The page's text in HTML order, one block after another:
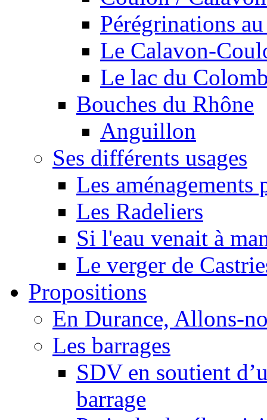
Pérégrinations
Le Calavon-
Le lac du
Bouches du Rhône
Anguillon
Ses différents usages
Les
Les Radeliers
Si l'eau venait à
Le verger de
Propositions
En Durance, Allons-
Les barrages
SDV en soutient
barrage